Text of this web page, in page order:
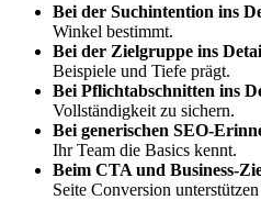
Bei der Suchintention ins
Winkel bestimmt.
Bei der Zielgruppe ins
Beispiele und Tiefe prägt.
Bei Pflichtabschnitten ins
Vollständigkeit zu sichern.
Bei generischen SEO-
Ihr Team die Basics kennt.
Beim CTA und Business-
Seite Conversion